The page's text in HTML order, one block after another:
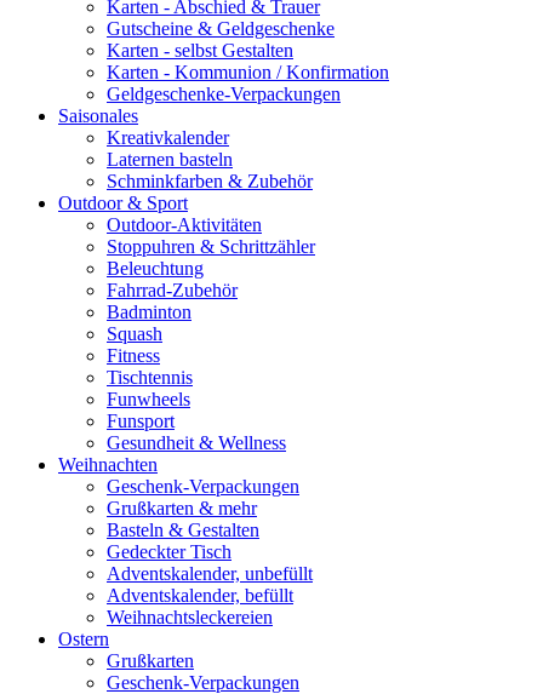
Karten - Abschied & Trauer
Gutscheine & Geldgeschenke
Karten - selbst Gestalten
Karten - Kommunion / Konfirmation
Geldgeschenke-Verpackungen
Saisonales
Kreativkalender
Laternen basteln
Schminkfarben & Zubehör
Outdoor & Sport
Outdoor-Aktivitäten
Stoppuhren & Schrittzähler
Beleuchtung
Fahrrad-Zubehör
Badminton
Squash
Fitness
Tischtennis
Funwheels
Funsport
Gesundheit & Wellness
Weihnachten
Geschenk-Verpackungen
Grußkarten & mehr
Basteln & Gestalten
Gedeckter Tisch
Adventskalender, unbefüllt
Adventskalender, befüllt
Weihnachtsleckereien
Ostern
Grußkarten
Geschenk-Verpackungen